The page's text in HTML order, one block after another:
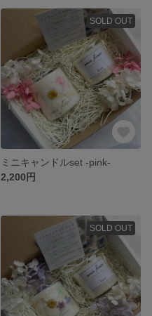
SOLD OUT
ミニキャンドルset -pink-
2,200円
SOLD OUT